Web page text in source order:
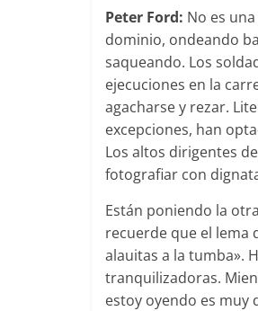
Peter Ford: No es
dominio, ondeando
saqueando. Los
ejecuciones en la
agacharse y rezar.
excepciones, han
Los altos dirigentes
fotografiar con
Están poniendo la
recuerde que el lema
alauitas a la tumba».
tranquilizadoras.
estoy oyendo es muy